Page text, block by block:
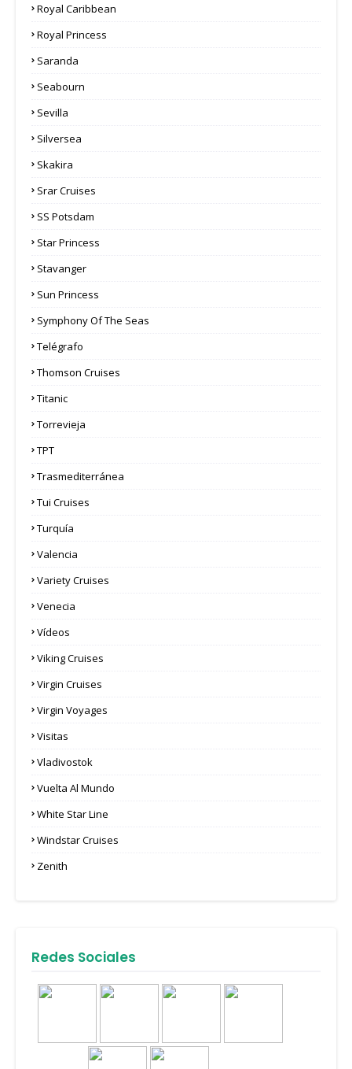
Royal Caribbean
Royal Princess
Saranda
Seabourn
Sevilla
Silversea
Skakira
Srar Cruises
SS Potsdam
Star Princess
Stavanger
Sun Princess
Symphony Of The Seas
Telégrafo
Thomson Cruises
Titanic
Torrevieja
TPT
Trasmediterránea
Tui Cruises
Turquía
Valencia
Variety Cruises
Venecia
Vídeos
Viking Cruises
Virgin Cruises
Virgin Voyages
Visitas
Vladivostok
Vuelta Al Mundo
White Star Line
Windstar Cruises
Zenith
Redes Sociales